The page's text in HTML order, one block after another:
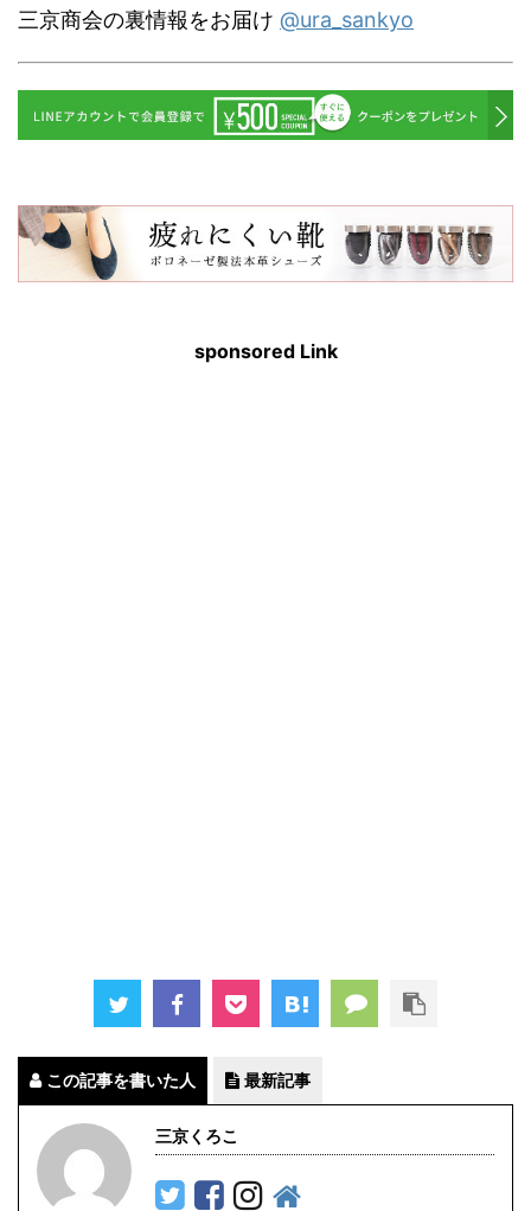
三京商会の裏情報をお届け @ura_sankyo
sponsored Link
この記事を書いた人 最新記事
三京くろこ